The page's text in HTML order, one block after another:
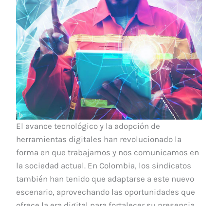
El avance tecnológico y la adopción de
herramientas digitales han revolucionado la
forma en que trabajamos y nos comunicamos en
la sociedad actual. En Colombia, los sindicatos
también han tenido que adaptarse a este nuevo
escenario, aprovechando las oportunidades que